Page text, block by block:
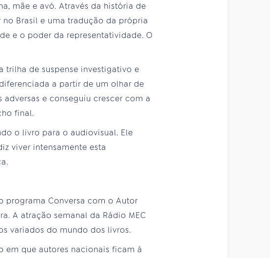
mãe e avó. Através da história de
Brasil e uma tradução da própria
e o poder da representatividade. O
trilha de suspense investigativo e
a partir de um olhar de
e conseguiu crescer com a
final.
o livro para o audiovisual. Ele
viver intensamente esta
programa Conversa com o Autor
A atração semanal da Rádio MEC
variados do mundo dos livros.
em que autores nacionais ficam à